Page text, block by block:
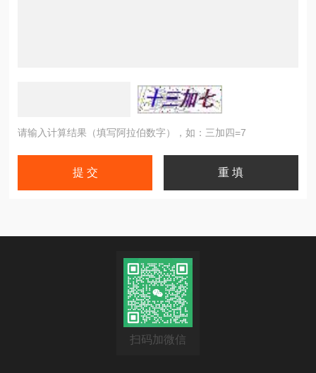
请输入计算结果（填写阿拉伯数字），如：三加四=7
扫码加微信